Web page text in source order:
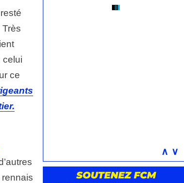
∧ ∨
celui
ce
rennais